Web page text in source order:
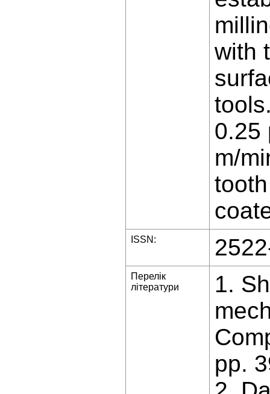
with
0.25
m/
ISSN:
Перелік
літератури
1.
pp.